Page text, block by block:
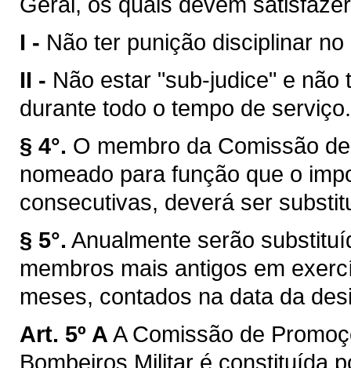
I - Não ter punição disciplinar no
II - Não estar "sub-judice" e
durante todo o tempo de serviço.
§ 4°. O membro da Comissão
nomeado para função que o
consecutivas, deverá ser
§ 5°. Anualmente serão
membros mais antigos em
meses, contados na data da
Art. 5º A A Comissão de
Bombeiros Militar é constituída